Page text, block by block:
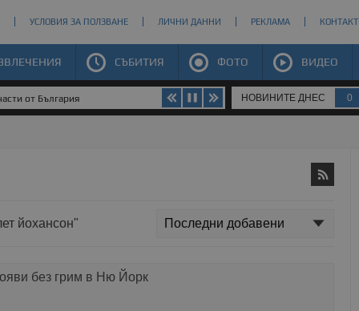
УСЛОВИЯ ЗА ПОЛЗВАНЕ ЛИЧНИ ДАННИ РЕКЛАМА
СЪБИТИЯ ФОТО ВИДЕО
от България НОВИНИТЕ ДНЕС 0
йохансон"
без грим в Ню Йорк